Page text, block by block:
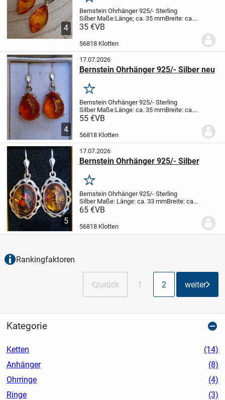
4
Bernstein Ohrhänger 925/- Sterling
Silber Maße:Länge; ca. 35 mmBreite: ca.
10 mmBernstein-Größe: ca. 18x10
erfolgt mit Sendungsnummer!
35 €VB
56818 Klotten
4
17.07.2026
Bernstein Ohrhänger 925/- Silber neu
Merken
Bernstein Ohrhänger 925/- Sterling
Silber Maße:Länge: ca. 35 mmBreite: ca.
12 mmBernstein-Größe: ca. 16x11
SilberGewicht: ca. 5,7 gr.
55 €VB
56818 Klotten
5
17.07.2026
Bernstein Ohrhänger 925/- Silber
Merken
Bernstein Ohrhänger 925/- Sterling
Silber Maße: Länge: ca. 33 mmBreite: ca.
18 mmBernstein-Größe: ca. 16x12
SilberGewicht: ca. 6,9 gr.
65 €VB
56818 Klotten
Rankingfaktoren
zurück 1 2 weiter
Kategorie
Ketten
(14)
Anhänger
(8)
Ohrringe
(4)
Ringe
(3)